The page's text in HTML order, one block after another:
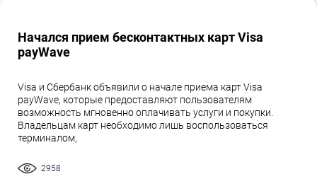
Начался прием бесконтактных карт Visa
payWave
Visa и Сбербанк объявили о начале приема карт Visa
payWave, которые предоставляют пользователям
возможность мгновенно оплачивать услуги и покупки.
Владельцам карт необходимо лишь воспользоваться
терминалом,
2958